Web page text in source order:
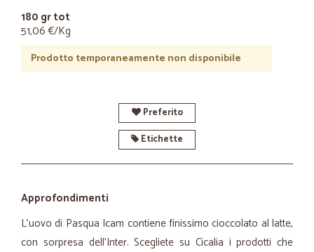
180 gr tot
51,06 €/Kg
Prodotto temporaneamente non disponibile
Preferito
Etichette
Approfondimenti
L'uovo di Pasqua Icam contiene finissimo cioccolato al latte,
con sorpresa dell'Inter. Scegliete su Cicalia i prodotti che